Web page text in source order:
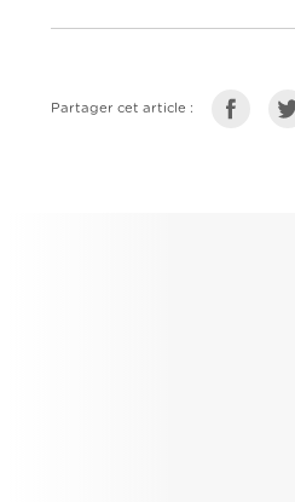
Partager cet article :